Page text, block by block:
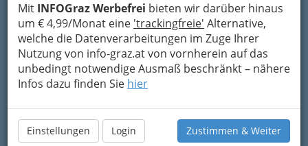
Mit INFOGraz Werbefrei bieten wir darüber hinaus
um € 4,99/Monat eine 'trackingfreie' Alternative,
welche die Datenverarbeitungen im Zuge Ihrer
Nutzung von info-graz.at von vornherein auf das
unbedingt notwendige Ausmaß beschränkt – nähere
Infos dazu finden Sie hier
Einstellungen Login Zustimmen & Weiter
Galerien in Graz - Grazer Kulturstätten
Grazer Bühnen
Kirchen in Graz